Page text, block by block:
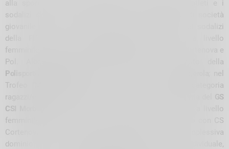
alla sport, hanno trovato giusta vetrina anche gli atleti e i
sodalizi della provincia di Sondrio. Il Campionato di società
giovanile di corsa in montagna è stato dominato dai sodalizi
della FIDAL Sondrio: nella classifica cadette/i a livello
femminile vittoria del
davanti a CS Cortenova e
Pol. Albosaggia, a livello maschile primo posto della
Polisportiva Albosaggia
; nel
Trofeo “Maria Crippa” che somma i risultati della categoria
ragazzi/e a quella dei cadetti/e a livello maschile vittoria del
GS
CSI Morbegno
seguito da Pol. Albosaggia e Premana, a livello
femminile primo posto del GP Valchiavenna sul podio con CS
Cortenova e Pol. Albosaggia, nella classifica complessiva
dominio della Polisportiva Albosaggia. A livello individuale,